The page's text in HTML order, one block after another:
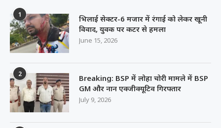
1
भिलाई सेक्टर-6 मजार में रंगाई को लेकर खूनी
विवाद, युवक पर कटर से हमला
June 15, 2026
2
Breaking: BSP में लोहा चोरी मामले में BSP
GM और नान एक्जीक्यूटिव गिरफ्तार
July 9, 2026